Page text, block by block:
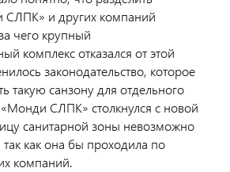
и других компаний
чего крупный
комплекс отказался от этой
законодательство, которое
такую санзону для отдельного
СЛПК» столкнулся с новой
санитарной зоны невозможно
так как она бы проходила по
компаний.